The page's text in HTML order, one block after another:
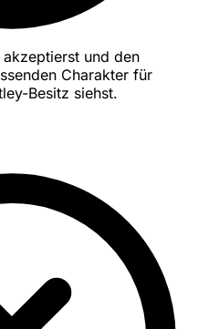
und den
Charakter für
Besitz siehst.